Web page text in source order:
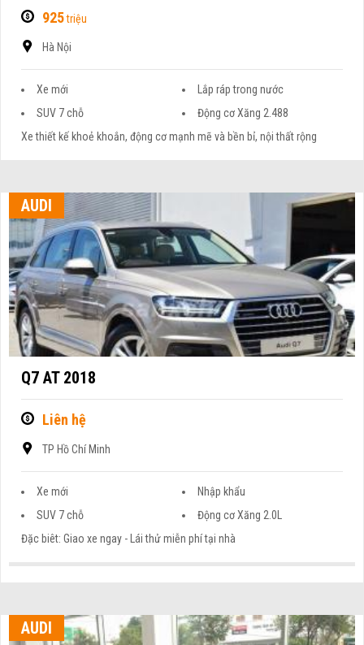
925triệu
Hà Nội
Xe mới
Lắp ráp trong nước
SUV 7 chỗ
Động cơ Xăng 2.488
Xe thiết kế khoẻ khoắn, động cơ mạnh mẽ và bền bỉ, nội thất rộng
AUDI
Q7 AT 2018
Liên hệ
TP Hồ Chí Minh
Xe mới
Nhập khẩu
SUV 7 chỗ
Động cơ Xăng 2.0L
Đặc biêt: Giao xe ngay - Lái thử miễn phí tại nhà
AUDI